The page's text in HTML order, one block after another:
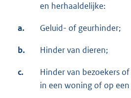
en herhaaldelijke:
a. Geluid- of geurhinder;
b. Hinder van dieren;
c.
Hinder van bezoekers
in een woning of op